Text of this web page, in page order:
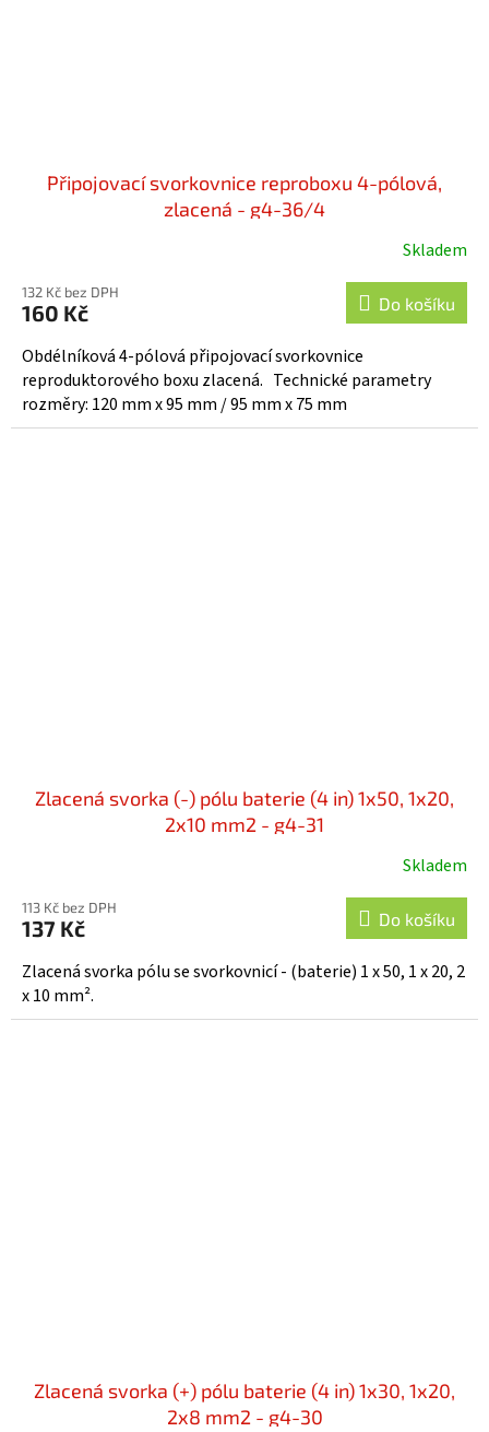
Připojovací svorkovnice reproboxu 4-pólová,
zlacená - g4-36/4
Skladem
132 Kč bez DPH
160 Kč Do košíku
Obdélníková 4-pólová připojovací svorkovnice
reproduktorového boxu zlacená. Technické parametry
rozměry: 120 mm x 95 mm / 95 mm x 75 mm
Zlacená svorka (-) pólu baterie (4 in) 1x50, 1x20,
2x10 mm2 - g4-31
Skladem
113 Kč bez DPH
137 Kč Do košíku
Zlacená svorka pólu se svorkovnicí - (baterie) 1 x 50, 1 x 20, 2
x 10 mm².
Zlacená svorka (+) pólu baterie (4 in) 1x30, 1x20,
2x8 mm2 - g4-30